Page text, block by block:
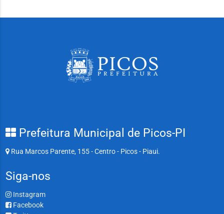
Prefeitura Municipal de Picos-PI
Rua Marcos Parente, 155 - Centro - Picos - Piaui.
Siga-nos
Instagram
Facebook